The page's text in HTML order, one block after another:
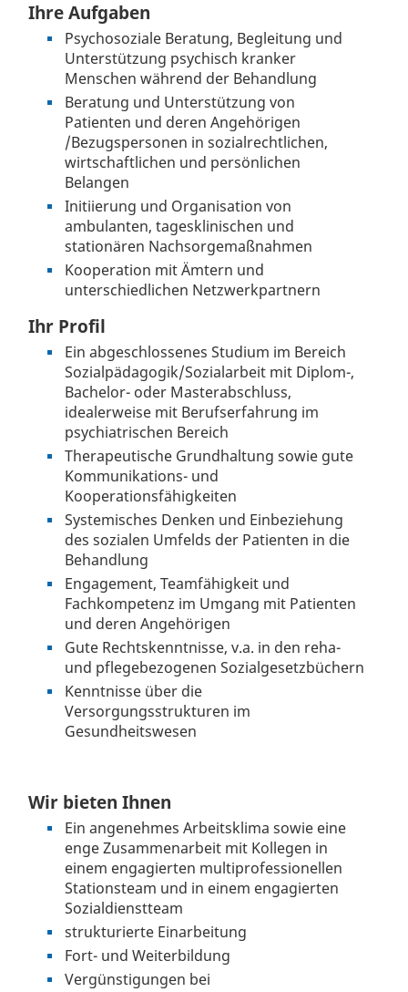
Ihre Aufgaben
Psychosoziale Beratung, Begleitung und
Unterstützung psychisch kranker
Menschen während der Behandlung
Beratung und Unterstützung von
Patienten und deren Angehörigen
/Bezugspersonen in sozialrechtlichen,
wirtschaftlichen und persönlichen
Belangen
Initiierung und Organisation von
ambulanten, tagesklinischen und
stationären Nachsorgemaßnahmen
Kooperation mit Ämtern und
unterschiedlichen Netzwerkpartnern
Ihr Profil
Ein abgeschlossenes Studium im Bereich
Sozialpädagogik/Sozialarbeit mit Diplom-,
Bachelor- oder Masterabschluss,
idealerweise mit Berufserfahrung im
psychiatrischen Bereich
Therapeutische Grundhaltung sowie gute
Kommunikations- und
Kooperationsfähigkeiten
Systemisches Denken und Einbeziehung
des sozialen Umfelds der Patienten in die
Behandlung
Engagement, Teamfähigkeit und
Fachkompetenz im Umgang mit Patienten
und deren Angehörigen
Gute Rechtskenntnisse, v.a. in den reha-
und pflegebezogenen Sozialgesetzbüchern
Kenntnisse über die
Versorgungsstrukturen im
Gesundheitswesen
Wir bieten Ihnen
Ein angenehmes Arbeitsklima sowie eine
enge Zusammenarbeit mit Kollegen in
einem engagierten multiprofessionellen
Stationsteam und in einem engagierten
Sozialdienstteam
strukturierte Einarbeitung
Fort- und Weiterbildung
Vergünstigungen bei